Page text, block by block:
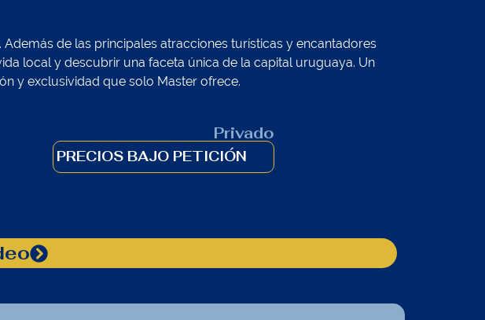
de las principales atracciones turísticas y encantadores
local y descubrir una faceta única de la capital uruguaya. Un
y exclusividad que solo Master ofrece.
Privado
PRECIOS BAJO PETICIÓN